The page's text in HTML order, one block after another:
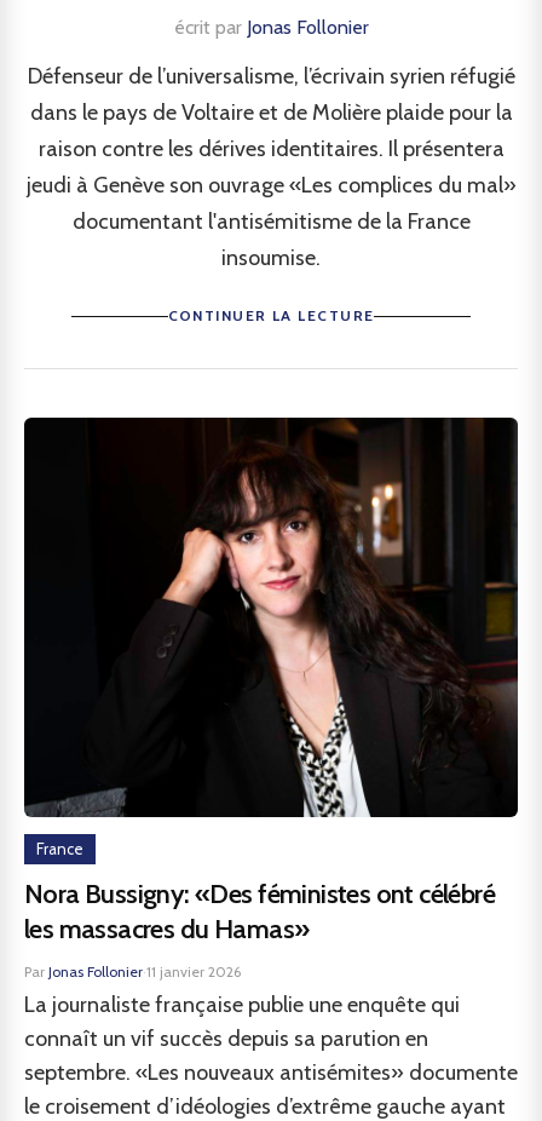
écrit par Jonas Follonier
Défenseur de l’universalisme, l’écrivain syrien réfugié
dans le pays de Voltaire et de Molière plaide pour la
raison contre les dérives identitaires. Il présentera
jeudi à Genève son ouvrage «Les complices du mal»
documentant l'antisémitisme de la France
insoumise.
CONTINUER LA LECTURE
France
Nora Bussigny: «Des féministes ont célébré
les massacres du Hamas»
Par Jonas Follonier·11 janvier 2026
La journaliste française publie une enquête qui
connaît un vif succès depuis sa parution en
septembre. «Les nouveaux antisémites» documente
le croisement d’idéologies d’extrême gauche ayant